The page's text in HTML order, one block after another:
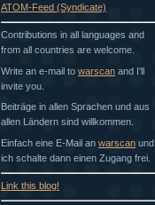
ATOM-Feed (Syndicate)
Contributions in all languages and
from all countries are welcome.
Write an e-mail to warscan and I'll
invite you.
Beiträge in allen Sprachen und aus
allen Ländern sind willkommen.
Einfach eine E-Mail an warscan und
ich schalte dann einen Zugang frei.
Link this blog!